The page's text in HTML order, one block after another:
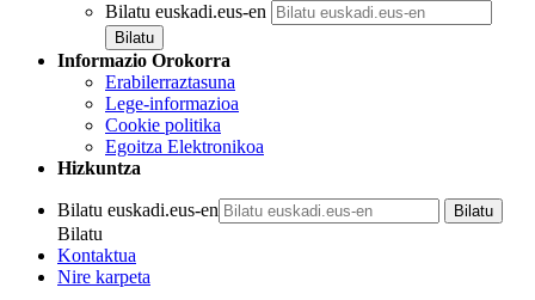
Bilatu euskadi.eus-en
Informazio Orokorra
Erabilerraztasuna
Lege-informazioa
Cookie politika
Egoitza Elektronikoa
Hizkuntza
Bilatu euskadi.eus-en
Bilatu
Kontaktua
Nire karpeta